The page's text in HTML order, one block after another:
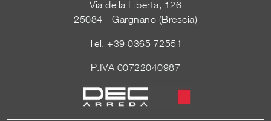
Via della Liberta, 126
25084 - Gargnano (Brescia)
Tel.+39 0365 72551
P.IVA 00722040987